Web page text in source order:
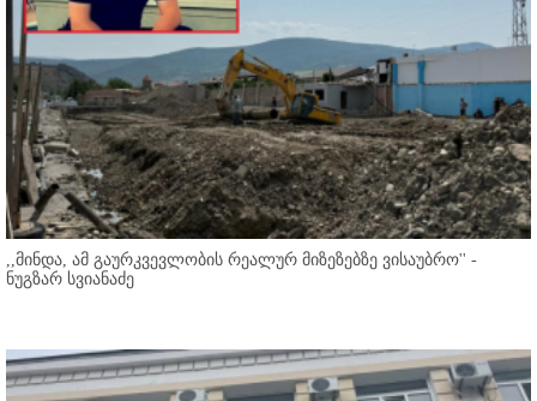
,,მინდა, ამ გაურკვევლობის რეალურ მიზეზებზე ვისაუბრო'' -
ნუგზარ სვიანაძე